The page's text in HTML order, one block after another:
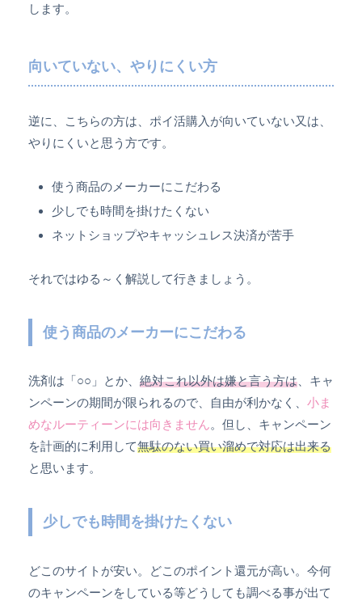
します。
向いていない、やりにくい方
逆に、こちらの方は、ポイ活購入が向いていない又は、
やりにくいと思う方です。
使う商品のメーカーにこだわる
少しでも時間を掛けたくない
ネットショップやキャッシュレス決済が苦手
それではゆる～く解説して行きましょう。
使う商品のメーカーにこだわる
洗剤は「○○」とか、 絶対これ以外は嫌と言う方は 、キャ
ンペーンの期間が限られるので、自由が利かなく、 小ま
めなルーティーンには向きません。但し、キャンペーン
を計画的に利用して無駄のない買い溜めで対応は出来る
と思います。
少しでも時間を掛けたくない
どこのサイトが安い。どこのポイント還元が高い。今何
のキャンペーンをしている等どうしても調べる事が出て